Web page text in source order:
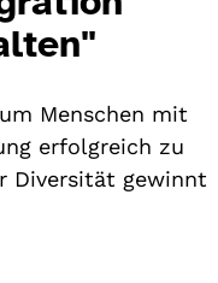
Menschen mit
erfolgreich zu
Diversität gewinnt